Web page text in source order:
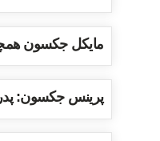
مایکل جکسون
پرینس جکسون: